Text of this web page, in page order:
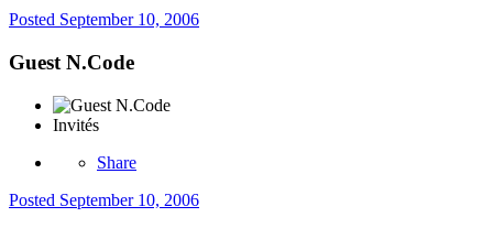
Posted September 10, 2006
Guest N.Code
Invités
Share
Posted September 10, 2006